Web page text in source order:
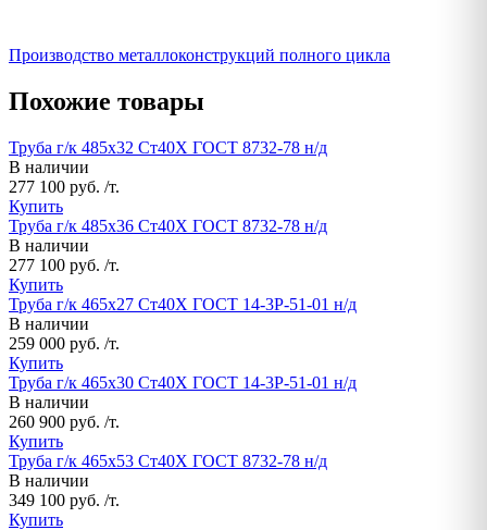
Производство металлоконструкций полного цикла
Похожие товары
Труба г/к 485х32 Ст40Х ГОСТ 8732-78 н/д
В наличии
277 100 руб. /т.
Купить
Труба г/к 485х36 Ст40Х ГОСТ 8732-78 н/д
В наличии
277 100 руб. /т.
Купить
Труба г/к 465х27 Ст40Х ГОСТ 14-3Р-51-01 н/д
В наличии
259 000 руб. /т.
Купить
Труба г/к 465х30 Ст40Х ГОСТ 14-3Р-51-01 н/д
В наличии
260 900 руб. /т.
Купить
Труба г/к 465х53 Ст40Х ГОСТ 8732-78 н/д
В наличии
349 100 руб. /т.
Купить